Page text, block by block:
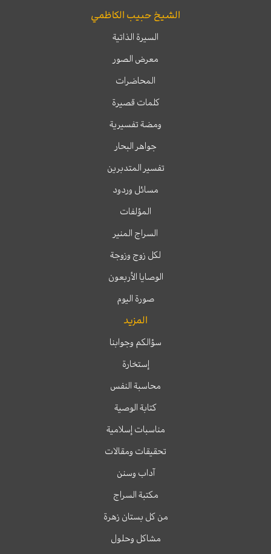
الشيخ حبيب الكاظمي
السيرة الذاتية
معرض الصور
المحاضرات
كلمات قصيرة
ومضة تفسيرية
جواهر البحار
تفسير المتدبرين
مسائل وردود
المؤلفات
السراج المنير
لكل زوج وزوجة
الوصايا الأربعون
صورة اليوم
المزيد
سؤالكم وجوابنا
إستخارة
محاسبة النفس
كتابة الوصية
مناسبات إسلامية
تحقيقات ومقالات
آداب وسنن
مكتبة السراج
من كل بستان زهرة
مشاكل وحلول